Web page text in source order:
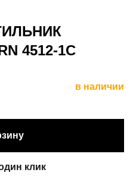
4512-1C
в наличии
клик